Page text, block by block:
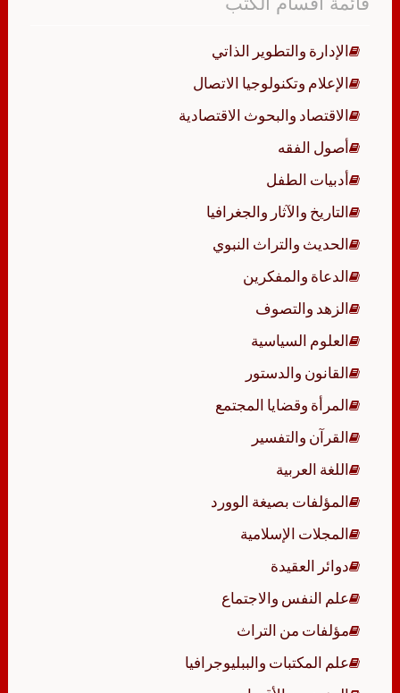
الإدارة والتطوير الذاتي
الإعلام وتكنولوجيا الاتصال
الاقتصاد والبحوث الاقتصادية
أصول الفقه
أدبيات الطفل
التاريخ والآثار والجغرافيا
الحديث والتراث النبوي
الدعاة والمفكرين
الزهد والتصوف
العلوم السياسية
القانون والدستور
المرأة وقضايا المجتمع
القرآن والتفسير
اللغة العربية
المؤلفات بصيغة الوورد
المجلات الإسلامية
دوائر العقيدة
علم النفس والاجتماع
مؤلفات من التراث
علم المكتبات والببليوجرافيا